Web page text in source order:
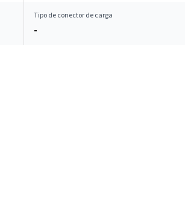
Tipo de conector de carga
-